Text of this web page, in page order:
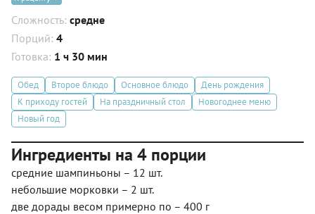
Сложность: средне
Порций: 4
Готовка: 1 ч 30 мин
Обед Второе блюдо Основное блюдо
День рождения
К приходу гостей
На праздничный стол
Новогоднее меню
Новый год
Ингредиенты на 4 порции
средние шампиньоны – 12 шт.
небольшие морковки – 2 шт.
две дорады весом примерно по – 400 г